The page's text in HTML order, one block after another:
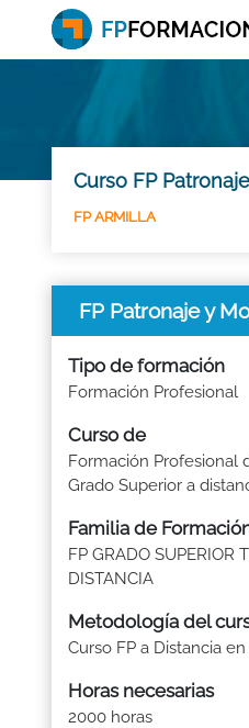
Curso FP
FP ARMILLA
FP Patronaje y
Tipo de formación
Formación Profesional
Curso de
Formación Profesional
Grado Superior a
Familia de
FP GRADO SUPERIOR
DISTANCIA
Metodología del
Curso FP a Distancia
Horas necesarias
2000 horas